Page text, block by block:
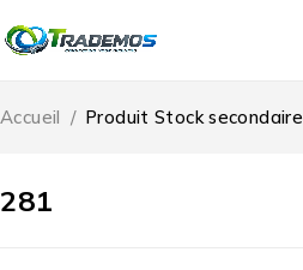
281
Accueil / Produit Stock secondaire